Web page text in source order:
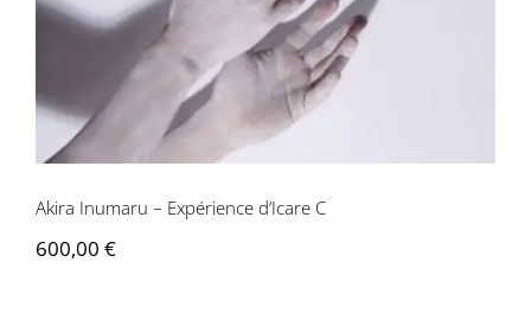
Akira Inumaru – Expérience d’Icare C
600,00 €